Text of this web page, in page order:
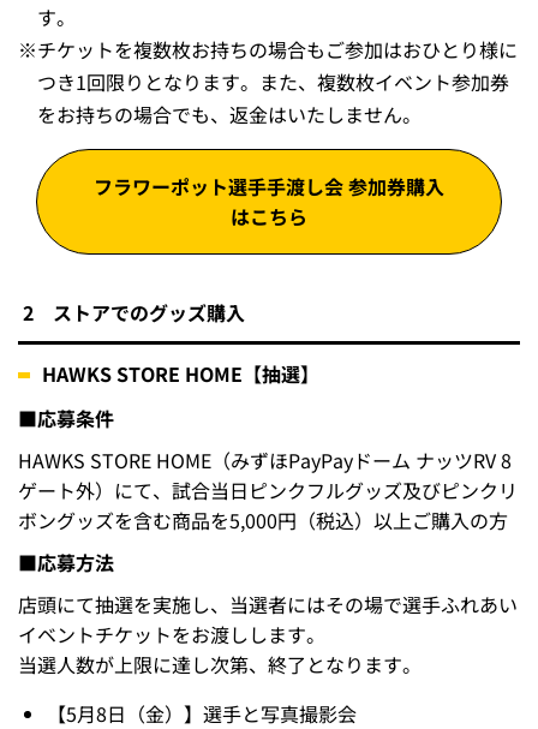
す。
※チケットを複数枚お持ちの場合もご参加はおひとり様に
つき1回限りとなります。また、複数枚イベント参加券
をお持ちの場合でも、返金はいたしません。
フラワーポット選手手渡し会 参加券購入
はこちら
2 ストアでのグッズ購入
HAWKS STORE HOME【抽選】
■応募条件
HAWKS STORE HOME（みずほPayPayドーム ナッツRV 8
ゲート外）にて、試合当日ピンクフルグッズ及びピンクリ
ボングッズを含む商品を5,000円（税込）以上ご購入の方
■応募方法
店頭にて抽選を実施し、当選者にはその場で選手ふれあい
イベントチケットをお渡しします。
当選人数が上限に達し次第、終了となります。
【5月8日（金）】選手と写真撮影会